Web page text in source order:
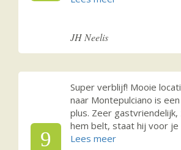
JH Neelis
9
Super verblijf! Mooie
naar Montepulciano is
plus. Zeer gastvriendelijk,
hem belt, staat hij voor je